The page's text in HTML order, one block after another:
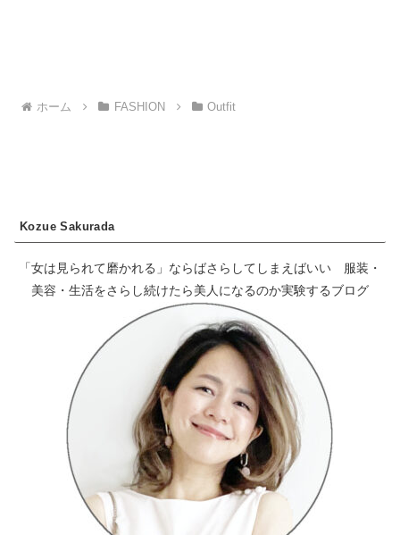
ホーム FASHION Outfit
Kozue Sakurada
「女は見られて磨かれる」ならばさらしてしまえばいい 服装・
美容・生活をさらし続けたら美人になるのか実験するブログ